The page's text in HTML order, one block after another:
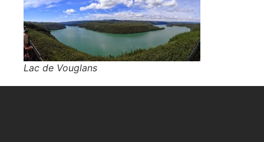
Lac de Vouglans